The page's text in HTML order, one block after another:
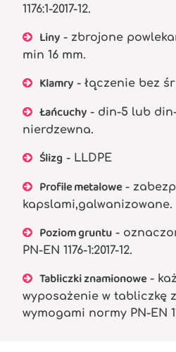
1176:1-2017-12.
Liny - zbrojone
min 16 mm.
Klamry - łączenie bez
Łańcuchy - din-5 lub
nierdzewna.
Ślizg - LLDPE
Profile metalowe-
kapslami,galwanizowane.
Poziom gruntu -
PN-EN 1176-1:2017-12.
Tabliczki znamionowe-
wyposażenie w tabliczkę
wymogami normy PN-EN